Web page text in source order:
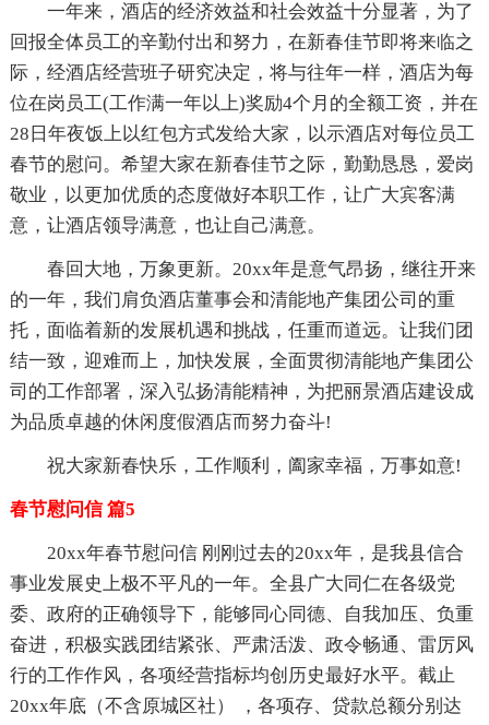
一年来，酒店的经济效益和社会效益十分显著，为了
回报全体员工的辛勤付出和努力，在新春佳节即将来临之
际，经酒店经营班子研究决定，将与往年一样，酒店为每
位在岗员工(工作满一年以上)奖励4个月的全额工资，并在
28日年夜饭上以红包方式发给大家，以示酒店对每位员工
春节的慰问。希望大家在新春佳节之际，勤勤恳恳，爱岗
敬业，以更加优质的态度做好本职工作，让广大宾客满
意，让酒店领导满意，也让自己满意。
春回大地，万象更新。20xx年是意气昂扬，继往开来
的一年，我们肩负酒店董事会和清能地产集团公司的重
托，面临着新的发展机遇和挑战，任重而道远。让我们团
结一致，迎难而上，加快发展，全面贯彻清能地产集团公
司的工作部署，深入弘扬清能精神，为把丽景酒店建设成
为品质卓越的休闲度假酒店而努力奋斗!
祝大家新春快乐，工作顺利，阖家幸福，万事如意!
春节慰问信 篇5
20xx年春节慰问信 刚刚过去的20xx年，是我县信合
事业发展史上极不平凡的一年。全县广大同仁在各级党
委、政府的正确领导下，能够同心同德、自我加压、负重
奋进，积极实践团结紧张、严肃活泼、政令畅通、雷厉风
行的工作作风，各项经营指标均创历史最好水平。截止
20xx年底（不含原城区社） ，各项存、贷款总额分别达